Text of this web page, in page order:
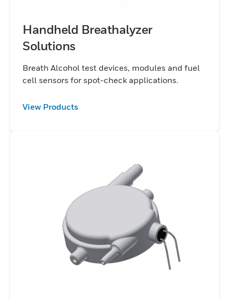
Handheld Breathalyzer
Solutions
Breath Alcohol test devices, modules and fuel
cell sensors for spot-check applications.
View Products